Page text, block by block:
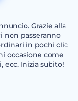
Grazie alla
non passeranno
in pochi clic
occasione come
ecc. Inizia subito!